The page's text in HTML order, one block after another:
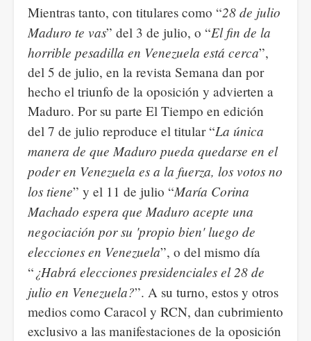
Mientras tanto, con titulares como “28 de julio
Maduro te vas” del 3 de julio, o “El fin de la
horrible pesadilla en Venezuela está cerca”,
del 5 de julio, en la revista Semana dan por
hecho el triunfo de la oposición y advierten a
Maduro. Por su parte El Tiempo en edición
del 7 de julio reproduce el titular “La única
manera de que Maduro pueda quedarse en el
poder en Venezuela es a la fuerza, los votos no
los tiene” y el 11 de julio “María Corina
Machado espera que Maduro acepte una
negociación por su 'propio bien' luego de
elecciones en Venezuela”, o del mismo día
“ ¿Habrá elecciones presidenciales el 28 de
julio en Venezuela?”. A su turno, estos y otros
medios como Caracol y RCN, dan cubrimiento
exclusivo a las manifestaciones de la oposición